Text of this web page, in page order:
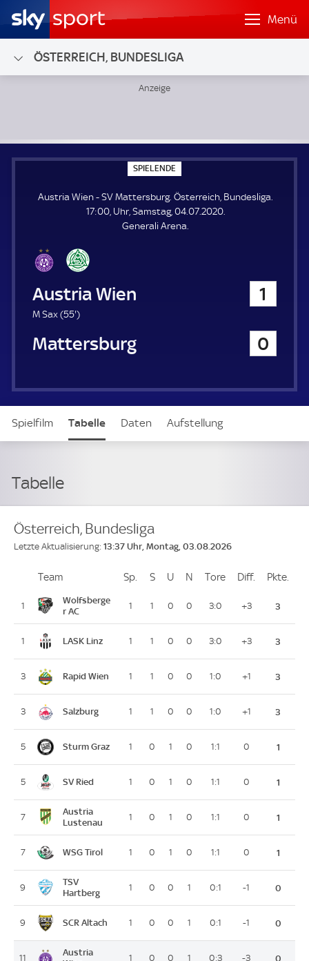
Menü
ÖSTERREICH, BUNDESLIGA
SPIELENDE
P
E
L
E
N
Austria Wien - SV Mattersburg. Österreich, Bundesliga.
17:00, Uhr, Samstag, 04.07.2020.
Generali Arena.
Austria Wien 1
M Sax (55'5
.
e
)
SV Mattersburg 0
Spielfilm Tabelle Daten Aufstellung
Tabelle
Österreich, Bundesliga
Letzte Aktualisierung: 13:37 Uhr, Montag, 03.08.2026
PlatzTeam Sp. Spiele
SSiege
U Unentschieden
N Niederlagen
Tore ToreDiff. Differenz
Pkte.
1
Wolfsberge
r AC
1 1 0 0 3:0 +3 3
1 LASK Linz 1 1 0 0 3:0 +3 3
3 Rapid Wien 1 1 0 0 1:0 +1 3
3 Salzburg 1 1 0 0 1:0 +1 3
5 Sturm Graz 1 0 1 0 1:1 0 1
5 SV Ried 1 0 1 0 1:1 0 1
7
Austria
Lustenau
1 0 1 0 1:1 0 1
7 WSG Tirol 1 0 1 0 1:1 0 1
9
TSV
Hartberg
1 0 0 1 0:1 -1 0
9 SCR Altach 1 0 0 1 0:1 -1 0
11
Austria
1 0 0 1 0:3 -3 0